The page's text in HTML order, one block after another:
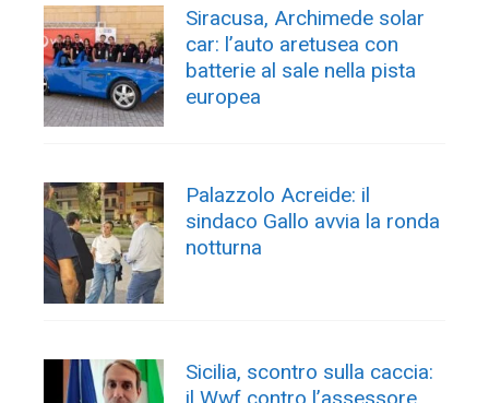
Siracusa, Archimede solar
car: l’auto aretusea con
batterie al sale nella pista
europea
Palazzolo Acreide: il
sindaco Gallo avvia la ronda
notturna
Sicilia, scontro sulla caccia:
il Wwf contro l’assessore